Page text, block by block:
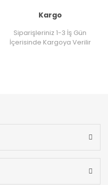
Kargo
Siparişleriniz 1-3 İş Gün
İçerisinde Kargoya Verilir